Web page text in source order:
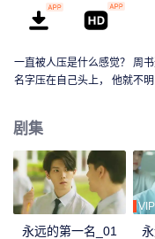
一直被人压是什么感觉？ 周书逸瞪着手中的全班成绩单，又一次看见高仕德的
名字压在自己头上， 他就不
见！ 满心愉悦迎接大学生活的他再度加入自己锺爱的游泳社，一路被捧着，没
想到毕业前迎新生入社传承
暗恋的学姐面前帅气夺冠，
想-死! 之后发现学姐和自己
仕德就是没好事！ 他不知道天地那么大，为何到哪高仕德总跟着他。那个人
说...「我一直看着你」，是要
剧集
永远的第一名_01
VIP